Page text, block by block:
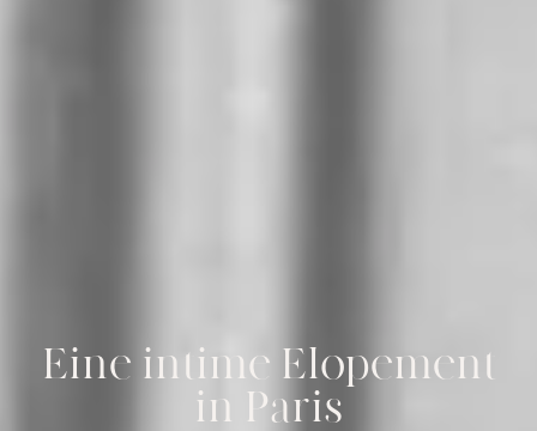
Eine intime Elopement
in Paris